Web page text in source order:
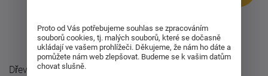
Dřevěná postel z masivu Vivo. Jedná se o postel v
Proto od Vás potřebujeme souhlas se zpracováním
souborů cookies, tj. malých souborů, které se dočasně
ukládají ve vašem prohlížeči. Děkujeme, že nám ho dáte a
pomůžete nám web zlepšovat. Budeme se k vašim datům
chovat slušně.